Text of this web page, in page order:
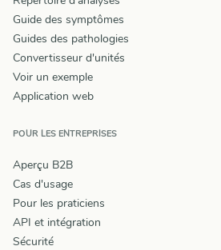
Guide des symptômes
Guides des pathologies
Convertisseur d'unités
Voir un exemple
Application web
POUR LES ENTREPRISES
Aperçu B2B
Cas d'usage
Pour les praticiens
API et intégration
Sécurité